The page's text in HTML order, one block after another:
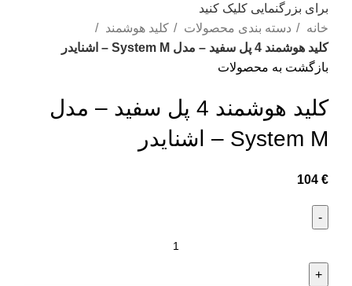
برای بزرگنمایی کلیک کنید
خانه
دسته بندی محصولات
کلید هوشمند
کلید هوشمند 4 پل سفید – مدل System M – اشنایدر
بازگشت به محصولات
کلید هوشمند 4 پل سفید – مدل
System M – اشنایدر
104 €